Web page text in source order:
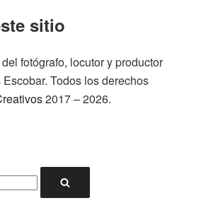
sitio
fotógrafo, locutor y productor
Todos los derechos
2017 – 2026.